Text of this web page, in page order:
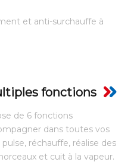
et anti-surchauffe à
fonctions
de 6 fonctions
dans toutes vos
réchauffe, réalise des
et cuit à la vapeur.